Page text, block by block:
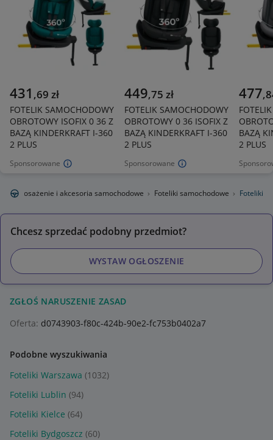
Sponsorowane
431 ,69 zł
FOTELIK SAMOCHODOWY
OBROTOWY ISOFIX 0 36 Z
BAZĄ KINDERKRAFT I-360
2 PLUS
Sponsorowane
449,75 zł
FOTELIK SAMOCHODOWY
OBROTOWY 0 36 ISOFIX Z
BAZĄ KINDERKRAFT I-360
2 PLUS
477,
BAZĄ
2 PLUS
Wyposażenie i akcesoria samochodowe Foteliki samochodowe Foteliki
Chcesz sprzedać podobny przedmiot?
WYSTAW OGŁOSZENIE
ZGŁOŚ NARUSZENIE ZASAD
Oferta: d0743903-f80c-424b-90e2-fc753b0402a7
Podobne wyszukiwania
Foteliki Warszawa (1032)
Foteliki Lublin (94)
Foteliki Kielce (64)
Foteliki Bydgoszcz (60)